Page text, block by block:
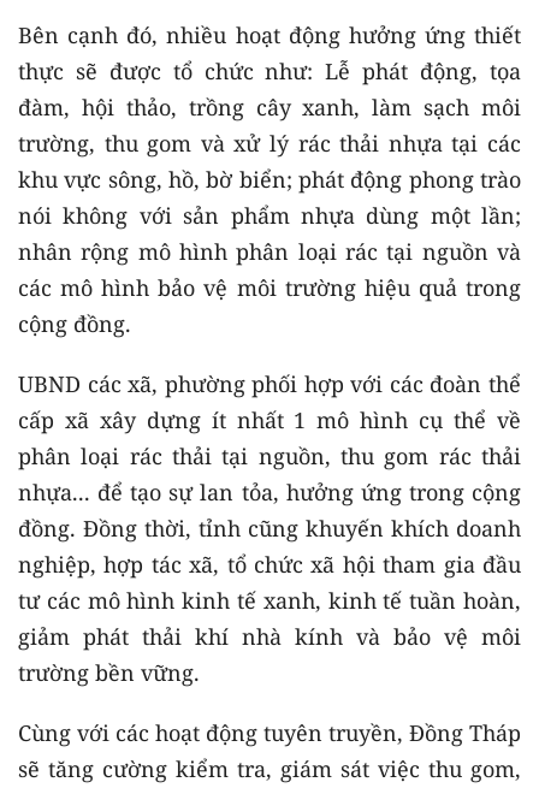
Bên cạnh đó, nhiều hoạt động hưởng ứng thiết
thực sẽ được tổ chức như: Lễ phát động, tọa
đàm, hội thảo, trồng cây xanh, làm sạch môi
trường, thu gom và xử lý rác thải nhựa tại các
khu vực sông, hồ, bờ biển; phát động phong trào
nói không với sản phẩm nhựa dùng một lần;
nhân rộng mô hình phân loại rác tại nguồn và
các mô hình bảo vệ môi trường hiệu quả trong
cộng đồng.
UBND các xã, phường phối hợp với các đoàn thể
cấp xã xây dựng ít nhất 1 mô hình cụ thể về
phân loại rác thải tại nguồn, thu gom rác thải
nhựa... để tạo sự lan tỏa, hưởng ứng trong cộng
đồng. Đồng thời, tỉnh cũng khuyến khích doanh
nghiệp, hợp tác xã, tổ chức xã hội tham gia đầu
tư các mô hình kinh tế xanh, kinh tế tuần hoàn,
giảm phát thải khí nhà kính và bảo vệ môi
trường bền vững.
Cùng với các hoạt động tuyên truyền, Đồng Tháp
sẽ tăng cường kiểm tra, giám sát việc thu gom,